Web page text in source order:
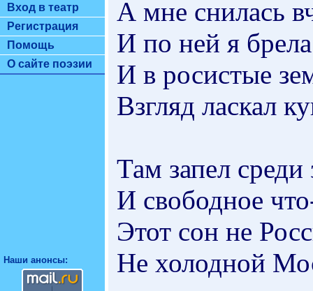
Вход в театр
Регистрация
Помощь
О сайте поэзии
Наши анонсы:
А мне снилась
И по ней я
И в росистые
Взгляд ласкал
Там запел среди
И свободное
Этот сон не
Не холодной